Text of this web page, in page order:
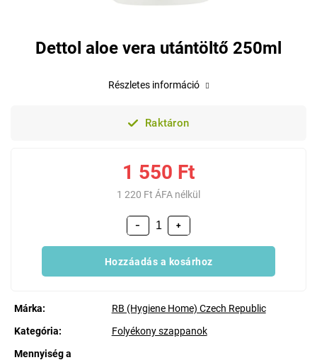
Dettol aloe vera utántöltő 250ml
Raktáron
1 550 Ft
1 220 Ft ÁFA nélkül
+
−
Hozzáadás a kosárhoz
Kategória:
Folyékony szappanok
Mennyiség a
Márka: RB (Hygiene Home) Czech Republic
Részletes információ